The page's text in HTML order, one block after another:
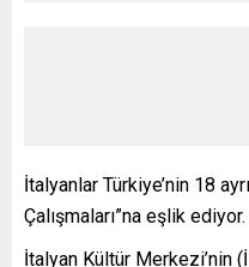
İtalyanlar Türkiye’nin 18
Çalışmaları”na eşlik ediyor.
İtalyan Kültür Merkezi’nin